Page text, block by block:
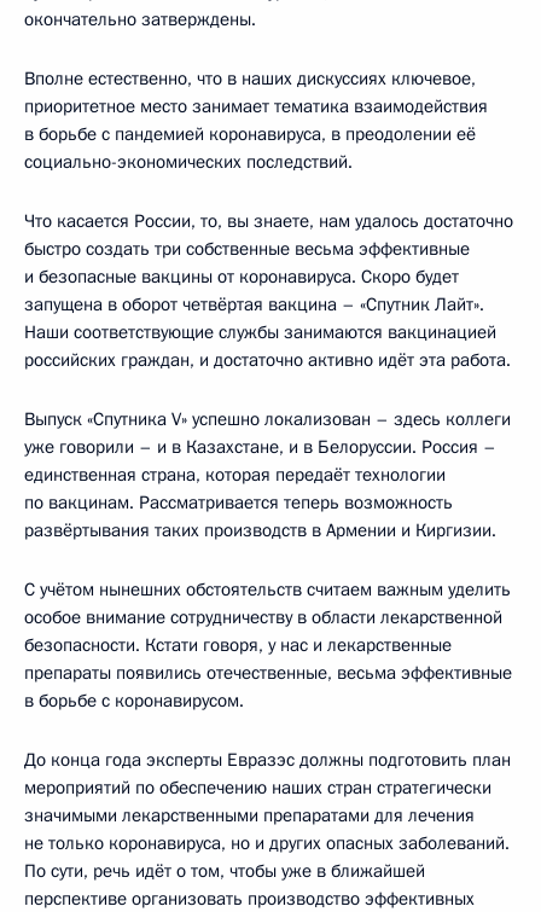
окончательно затверждены.
Вполне естественно, что в наших дискуссиях ключевое,
приоритетное место занимает тематика взаимодействия
в борьбе с пандемией коронавируса, в преодолении её
социально-экономических последствий.
Что касается России, то, вы знаете, нам удалось достаточно
быстро создать три собственные весьма эффективные
и безопасные вакцины от коронавируса. Скоро будет
запущена в оборот четвёртая вакцина – «Спутник Лайт».
Наши соответствующие службы занимаются вакцинацией
российских граждан, и достаточно активно идёт эта работа.
Выпуск «Спутника V» успешно локализован – здесь коллеги
уже говорили – и в Казахстане, и в Белоруссии. Россия –
единственная страна, которая передаёт технологии
по вакцинам. Рассматривается теперь возможность
развёртывания таких производств в Армении и Киргизии.
С учётом нынешних обстоятельств считаем важным уделить
особое внимание сотрудничеству в области лекарственной
безопасности. Кстати говоря, у нас и лекарственные
препараты появились отечественные, весьма эффективные
в борьбе с коронавирусом.
До конца года эксперты Евразэс должны подготовить план
мероприятий по обеспечению наших стран стратегически
значимыми лекарственными препаратами для лечения
не только коронавируса, но и других опасных заболеваний.
По сути, речь идёт о том, чтобы уже в ближайшей
перспективе организовать производство эффективных